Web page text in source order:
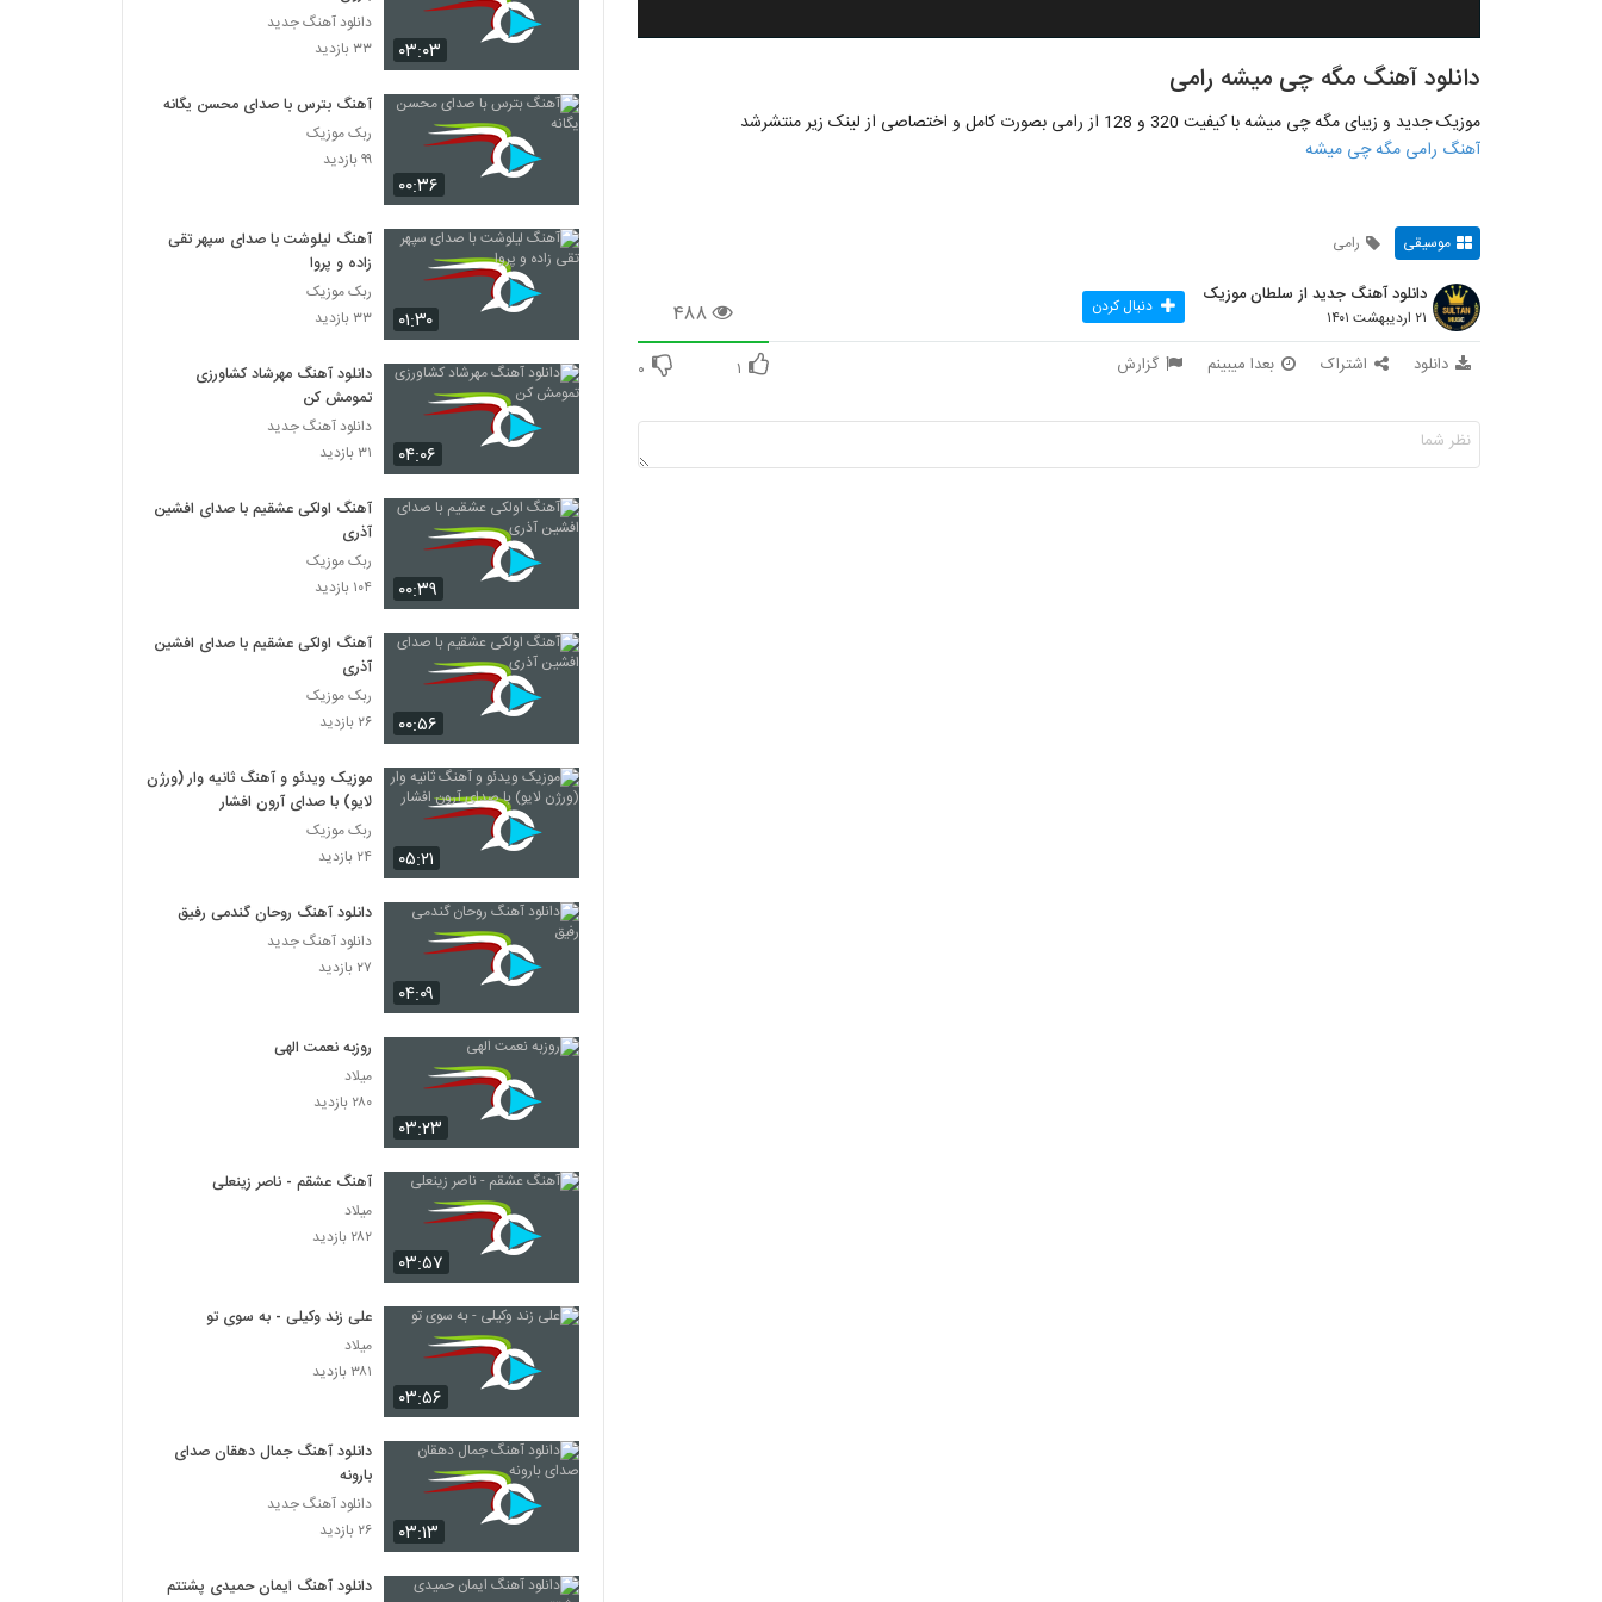
دانلود آهنگ مگه چی میشه رامی
موزیک جدید و زیبای مگه چی میشه با کیفیت 320 و 128 از رامی بصورت کامل و اختصاصی از لینک زیر منتشرشد
آهنگ رامی مگه چی میشه
موسیقی رامی
۴۸۸
دانلود آهنگ جدید از سلطان موزیک
۲۱ اردیبهشت ۱۴۰۱ دنبال کردن
دانلود اشتراک بعدا میبینم گزارش ۱ ۰
۰۳:۰۳
دانلود آهنگ جدید
۳۳ بازدید
۰۰:۳۶
آهنگ بترس با صدای محسن یگانه
ربک موزیک
۹۹ بازدید
۰۱:۳۰
آهنگ لیلوشت با صدای سپهر تقی
زاده و پروا
ربک موزیک
۳۳ بازدید
۰۴:۰۶
دانلود آهنگ مهرشاد کشاورزی
تمومش کن
دانلود آهنگ جدید
۳۱ بازدید
۰۰:۳۹
آهنگ اولکی عشقیم با صدای افشین
آذری
ربک موزیک
۱۰۴ بازدید
۰۰:۵۶
آهنگ اولکی عشقیم با صدای افشین
آذری
ربک موزیک
۲۶ بازدید
۰۵:۲۱
موزیک ویدئو و آهنگ ثانیه وار (ورژن
لایو) با صدای آرون افشار
ربک موزیک
۲۴ بازدید
۰۴:۰۹
دانلود آهنگ روحان گندمی رفیق
دانلود آهنگ جدید
۲۷ بازدید
۰۳:۲۳
روزبه نعمت الهی
میلاد
۲۸۰ بازدید
۰۳:۵۷
آهنگ عشقم - ناصر زینعلی
میلاد
۲۸۲ بازدید
۰۳:۵۶
علی زند وکیلی - به سوی تو
میلاد
۳۸۱ بازدید
۰۳:۱۳
دانلود آهنگ جمال دهقان صدای
بارونه
دانلود آهنگ جدید
۲۶ بازدید
دانلود آهنگ ایمان حمیدی پشتتم